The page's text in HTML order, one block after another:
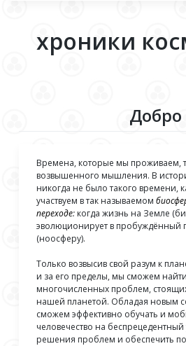
хроники
Времена, которые мы проживаем,
возвышенного мышления. В
никогда не было такого времени,
участвуем в так называемом
переходе: когда жизнь на Земле
эволюционирует в пробуждённый
(ноосферу).
Только возвысив свой разум к
и за его пределы, мы сможем
многочисленных проблем,
нашей планетой. Обладая новым
сможем эффективно обучать и
человечество на
решения проблем и обеспечить